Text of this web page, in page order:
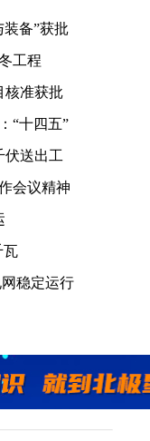
备”获批
工程
核准获批
“十四五”
伏送出工
会议精神
瓦
稳定运行